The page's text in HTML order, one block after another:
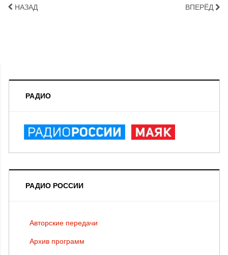
НАЗАД ВПЕРЁД
РАДИО
РАДИО РОССИИ
Авторские передачи
Архив программ